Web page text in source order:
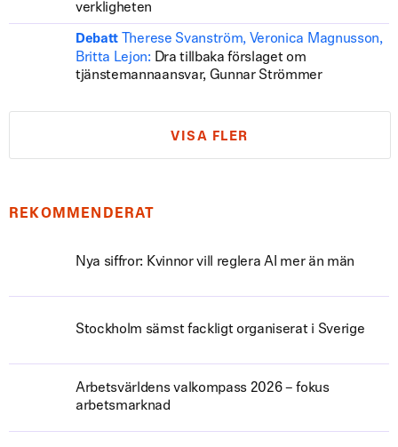
verkligheten
Debatt
Therese Svanström, Veronica Magnusson,
Britta Lejon: Dra tillbaka förslaget om
tjänstemannaansvar, Gunnar Strömmer
VISA FLER
REKOMMENDERAT
Nya siffror: Kvinnor vill reglera AI mer än män
Stockholm sämst fackligt organiserat i Sverige
Arbetsvärldens valkompass 2026 – fokus
arbetsmarknad